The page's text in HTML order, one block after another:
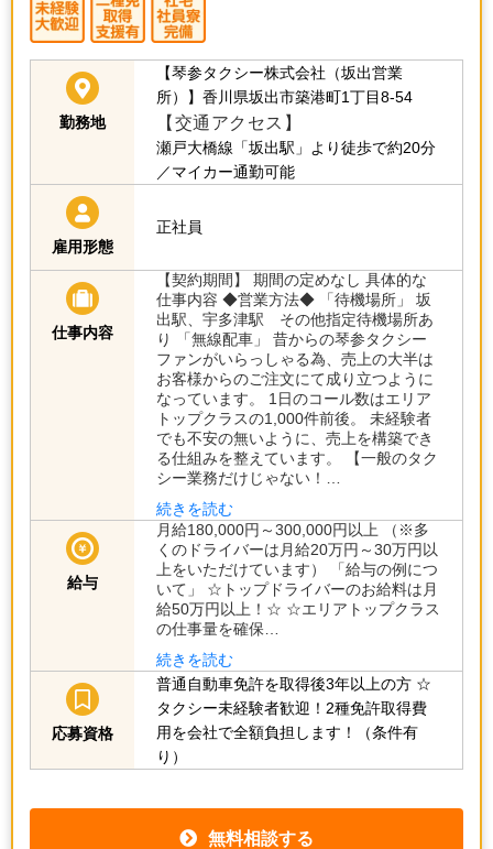
勤務地
【琴参タクシー株式会社（坂出営業
所）】香川県坂出市築港町1丁目8-54
【交通アクセス】
瀬戸大橋線「坂出駅」より徒歩で約20分
／マイカー通勤可能
雇用形態
正社員
仕事内容
【契約期間】 期間の定めなし 具体的な
仕事内容 ◆営業方法◆ 「待機場所」 坂
出駅、宇多津駅 その他指定待機場所あ
り 「無線配車」 昔からの琴参タクシー
ファンがいらっしゃる為、売上の大半は
お客様からのご注文にて成り立つように
なっています。 1日のコール数はエリア
トップクラスの1,000件前後。 未経験者
でも不安の無いように、売上を構築でき
る仕組みを整えています。 【一般のタク
シー業務だけじゃない！…
続きを読む
給与
月給180,000円～300,000円以上 （※多
くのドライバーは月給20万円～30万円以
上をいただけています） 「給与の例につ
いて」 ☆トップドライバーのお給料は月
給50万円以上！☆ ☆エリアトップクラス
の仕事量を確保…
続きを読む
応募資格
普通自動車免許を取得後3年以上の方 ☆
タクシー未経験者歓迎！2種免許取得費
用を会社で全額負担します！（条件有
り）
無料相談する